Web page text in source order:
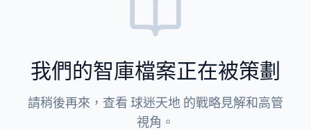
我們的智庫檔案正在被策劃
請稍後再來，查看 球迷天地 的戰略見解和高管
視角。